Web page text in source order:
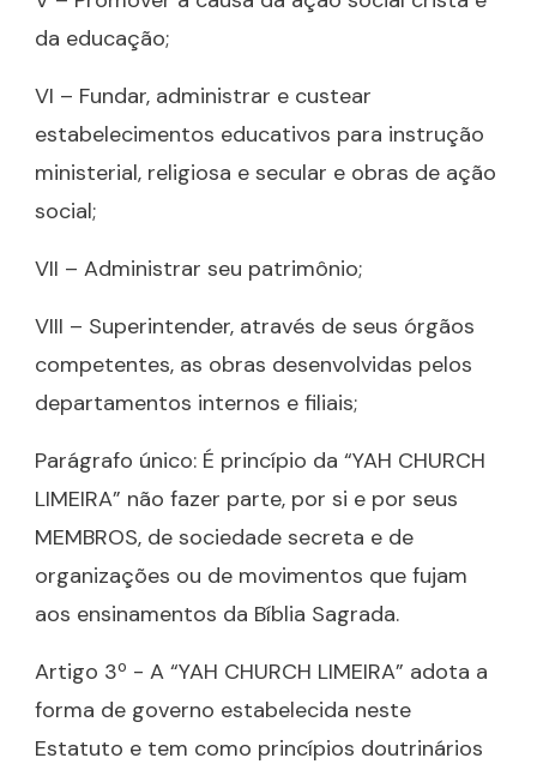
da educação;
VI – Fundar, administrar e custear
estabelecimentos educativos para instrução
ministerial, religiosa e secular e obras de ação
social;
VII – Administrar seu patrimônio;
VIII – Superintender, através de seus órgãos
competentes, as obras desenvolvidas pelos
departamentos internos e filiais;
Parágrafo único: É princípio da “YAH CHURCH
LIMEIRA” não fazer parte, por si e por seus
MEMBROS, de sociedade secreta e de
organizações ou de movimentos que fujam
aos ensinamentos da Bíblia Sagrada.
Artigo 3º - A “YAH CHURCH LIMEIRA” adota a
forma de governo estabelecida neste
Estatuto e tem como princípios doutrinários